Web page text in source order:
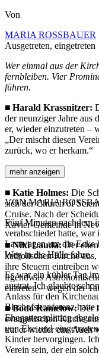
Von
MARIA ROSSBAUER
Ausgetreten, eingetreten
Wer einmal aus der
fernbleiben. Vier
führen.
■ Harald Krassnitzer:
der neunziger Jahre aus
er, wieder einzutreten –
„Der mischt diesen
zurück, wo er herkam.“
mehr anzeigen
■ Katie Holmes: Die
sich der Church of
Cruise. Nach der
Xavier-Gemeinde in
■ Niki Lauda:Der
katholischen Kirche
ihre Steuern eintreiben
irgendwas
eintreten – wegen der
■ Bodo Ramelow:Der
evangelischen Kirche
trat er wieder ein. Auch
VONMARIA
Fünf Minuten nachdem
verabschiedet hatte,
Lastwagen um die Ecke
Weg in die Hölle fahre.
Es war ein kühler Tag
austrat. Ich glaubte
Anlass für den
Bischofskonferenz hatte
Ehegattensplitting
von Ehe und
Kinder hervorgingen.
Verein sein, der ein